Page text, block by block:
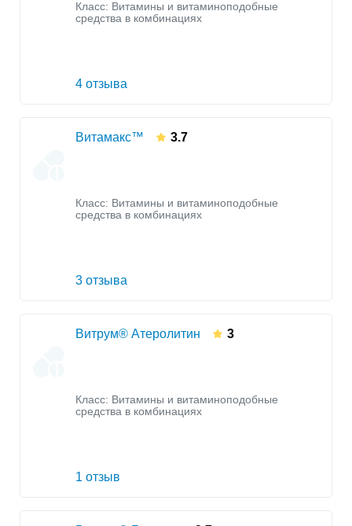
Класс: Витамины и витаминоподобные
средства в комбинациях
4 отзыва
Витамакс™ 3.7
Класс: Витамины и витаминоподобные
средства в комбинациях
3 отзыва
Витрум® Атеролитин 3
Класс: Витамины и витаминоподобные
средства в комбинациях
1 отзыв